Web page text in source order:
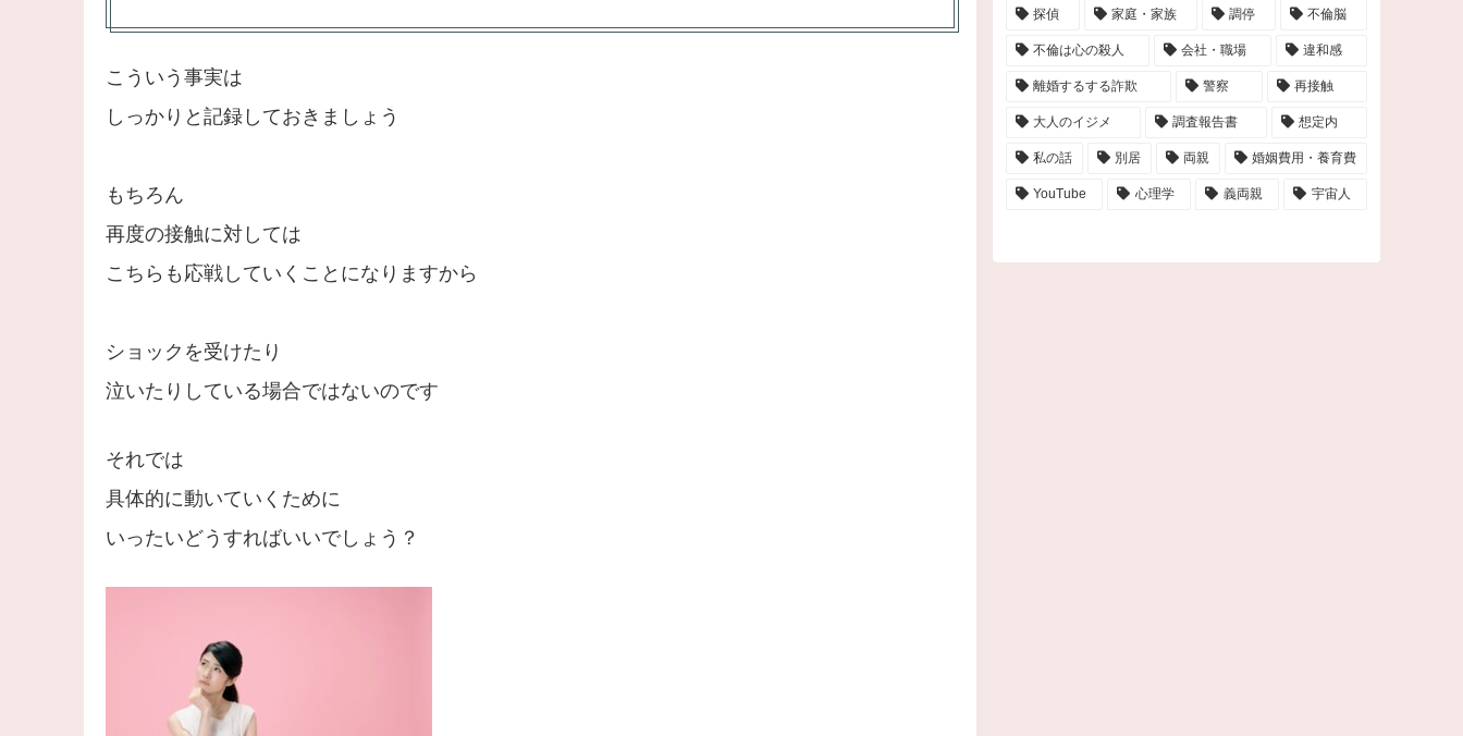
こういう事実は
しっかりと記録しておきましょう
もちろん
再度の接触に対しては
こちらも応戦していくことになりますから
ショックを受けたり
泣いたりしている場合ではないのです
それでは
具体的に動いていくために
いったいどうすればいいでしょう？
探偵 家庭・家族 調停 不倫脳
不倫は心の殺人 会社・職場 違和感
離婚するする詐欺 警察 再接触
大人のイジメ 調査報告書 想定内
私の話 別居 両親 婚姻費用・養育費
YouTube 心理学 義両親 宇宙人